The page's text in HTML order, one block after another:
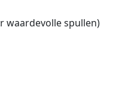
waardevolle spullen)